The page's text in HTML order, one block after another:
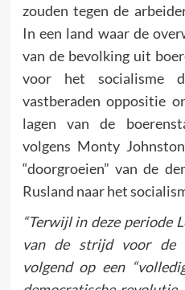
zouden tegen de
In een land waar de
van de bevolking uit
voor het socialisme
vastberaden oppositie
lagen van de
volgens Monty
“doorgroeien” van de
Rusland naar het
“Terwijl in deze periode
van de strijd voor de
volgend op een